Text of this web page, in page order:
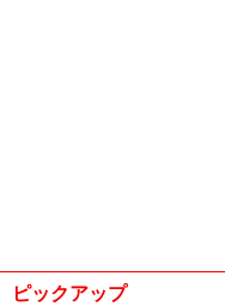
ピックアップ